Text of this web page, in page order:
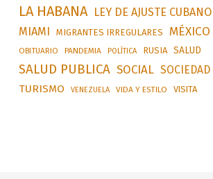
LA HABANA LEY DE AJUSTE CUBANO
MIAMI MIGRANTES IRREGULARES MÉXICO
OBITUARIO PANDEMIA POLÍTICA RUSIA SALUD
SALUD PUBLICA SOCIAL SOCIEDAD
TURISMO VENEZUELA VIDA Y ESTILO VISITA